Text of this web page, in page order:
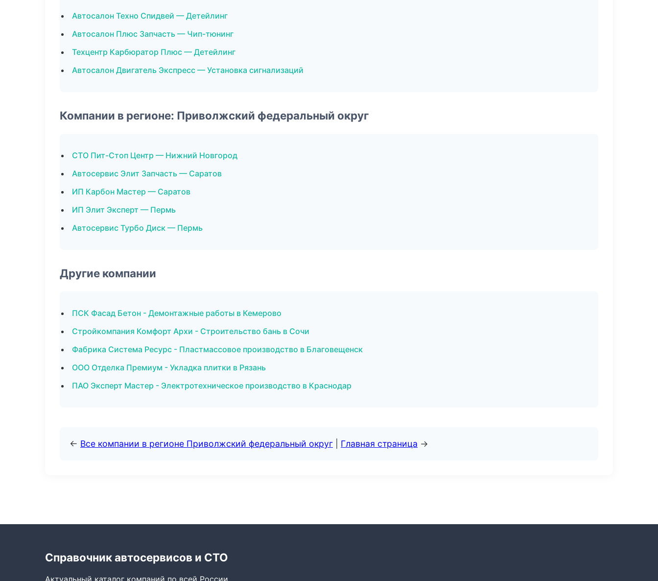
Автосалон Техно Спидвей — Детейлинг
Автосалон Плюс Запчасть — Чип-тюнинг
Техцентр Карбюратор Плюс — Детейлинг
Автосалон Двигатель Экспресс — Установка сигнализаций
Компании в регионе: Приволжский федеральный округ
СТО Пит-Стоп Центр — Нижний Новгород
Автосервис Элит Запчасть — Саратов
ИП Карбон Мастер — Саратов
ИП Элит Эксперт — Пермь
Автосервис Турбо Диск — Пермь
Другие компании
ПСК Фасад Бетон - Демонтажные работы в Кемерово
Стройкомпания Комфорт Архи - Строительство бань в Сочи
Фабрика Система Ресурс - Пластмассовое производство в Благовещенск
ООО Отделка Премиум - Укладка плитки в Рязань
ПАО Эксперт Мастер - Электротехническое производство в Краснодар
← Все компании в регионе Приволжский федеральный округ Главная страница →
Справочник автосервисов и СТО
Актуальный каталог компаний по всей России